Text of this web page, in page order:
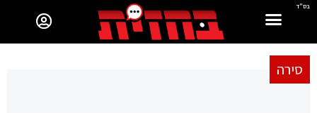
בס"ד
סירה